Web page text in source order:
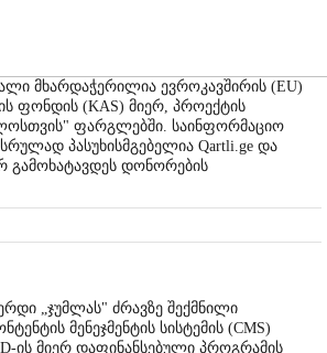
მხარდაჭერილია ევროკავშირის (EU)
ფონდის (KAS) მიერ, პროექტის
ფარგლებში. საინფორმაციო
პასუხისმგებელია Qartli.ge და
გამოხატავდეს დონორების
„ჯუმლას" ძრავზე შექმნილი
მენეჯმენტის სისტემის (CMS)
ის მიერ დაფინანსებული პროგრამის